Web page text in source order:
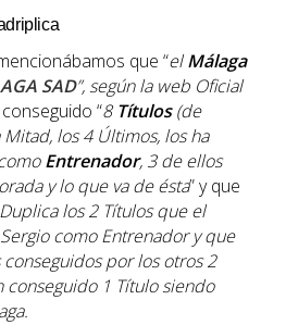
que “elMálaga
SAD”, según la web Oficial
conseguido “8 Títulos(de
Mitad, los 4 Últimos, los ha
Entrenador, 3 de ellos
y lo que va de ésta” y que
los 2 Títulos que el
Sergiocomo Entrenador y que
por los otros 2
conseguido 1 Título siendo